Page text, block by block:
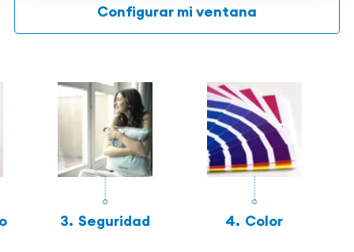
Configurar mi ventana
3. Seguridad 4. Color